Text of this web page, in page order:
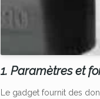
1. Paramètres et
Le gadget fournit des